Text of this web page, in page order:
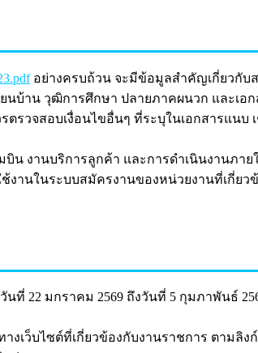
อย่างครบถ้วน จะมีข้อมูลสำคัญเกี่ยวกับ
ยนบ้าน วุฒิการศึกษา ปลายภาคผนวก และ
ตรวจสอบเงื่อนไขอื่นๆ ที่ระบุในเอกสารแ
น งานบริการลูกค้า และการดำเนินงานภา
านในระบบสมัครงานของหน่วยงานที่เกี่ยวข้
นที่ 22 มกราคม 2569 ถึงวันที่ 5 กุมภาพันธ์
งเว็บไซต์ที่เกี่ยวข้องกับงานราชการ ตามลิ